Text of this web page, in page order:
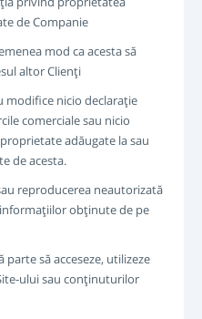
de Companie
mod ca acesta să
altor Clienţi
nicio declaraţie
comerciale sau nicio
adăugate la sau
de acesta.
reproducerea neautorizată
obţinute de pe
să acceseze, utilizeze
ului sau conţinuturilor